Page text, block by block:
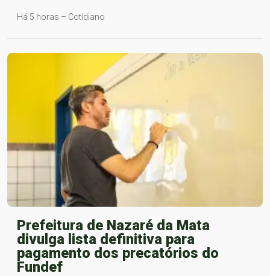
Há 5 horas – Cotidiano
Prefeitura de Nazaré da Mata
divulga lista definitiva para
pagamento dos precatórios do
Fundef